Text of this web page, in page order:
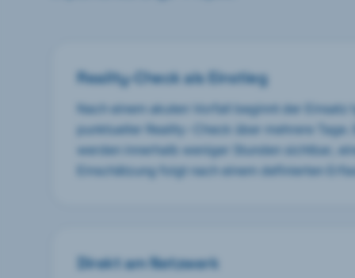
Reality-Check als Einstieg
Nach einem akuten Vorfall beginnt der Einsatz
punktueller Reality-Check über mehrere Tage.
werden innerhalb weniger Stunden sichtbar,
Einschätzung folgt nach einem definierten
Direkt am Netzwerk